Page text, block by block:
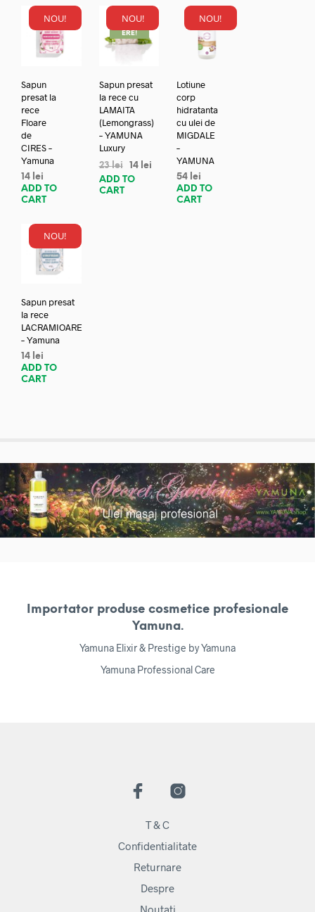
NOU!
Sapun
presat la
rece
Floare
de
CIRES –
Yamuna
14 lei
ADD TO
CART
NOU!
REDUC
ERE!
Sapun presat
la rece cu
LAMAITA
(Lemongrass)
– YAMUNA
Luxury
23lei 14 lei
ADD TO
CART
NOU!
Lotiune
corp
hidratanta
cu ulei de
MIGDALE
–
YAMUNA
54 lei
ADD TO
CART
NOU!
Sapun presat
la rece
LACRAMIOARE
– Yamuna
14 lei
ADD TO
CART
Importator produse cosmetice profesionale
Yamuna.
Yamuna Elixir & Prestige by Yamuna
Yamuna Professional Care
T & C
Confidentialitate
Returnare
Despre
Noutati